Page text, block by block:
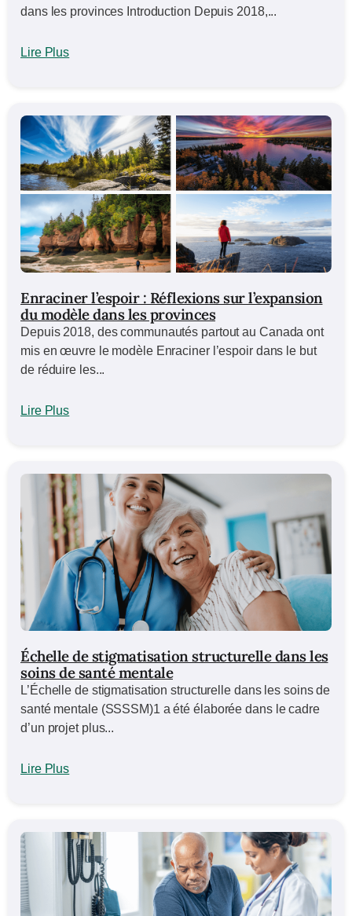
dans les provinces Introduction Depuis 2018,...
Lire Plus
Enraciner l’espoir : Réflexions sur l’expansion
du modèle dans les provinces
Depuis 2018, des communautés partout au Canada ont
mis en œuvre le modèle Enraciner l’espoir dans le but
de réduire les...
Lire Plus
Échelle de stigmatisation structurelle dans les
soins de santé mentale
L’Échelle de stigmatisation structurelle dans les soins de
santé mentale (SSSSM)1 a été élaborée dans le cadre
d’un projet plus...
Lire Plus